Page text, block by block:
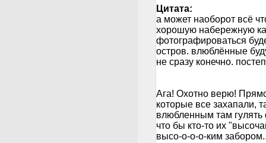
Цитата:
а может наоборот всё
хорошую набережную
фотографироваться
остров. влюблённые
не сразу конечно.
Ага! Охотно верю!
которые все захапали,
влюбленным там
что бы кто-то их
высо-о-о-о-ким